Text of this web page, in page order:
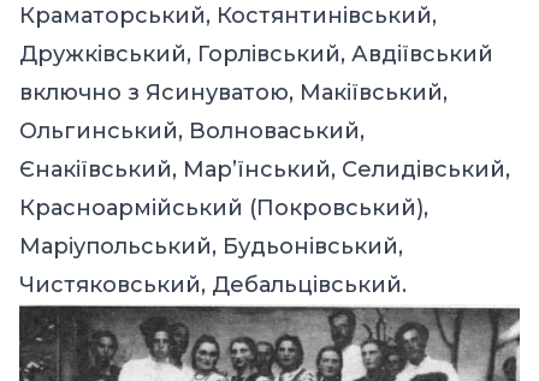
Краматорський, Костянтинівський,
Дружківський, Горлівський, Авдіївський
включно з Ясинуватою, Макіївський,
Ольгинський, Волноваський,
Єнакіївський, Мар’їнський, Селидівський,
Красноармійський (Покровський),
Маріупольський, Будьонівський,
Чистяковський, Дебальцівський.